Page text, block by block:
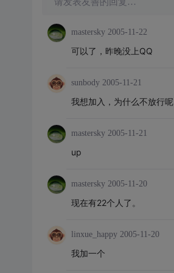
mastersky 2005-11-22
可以了，昨晚没上QQ
sunbody 2005-11-21
我想加入，为什么不放行呢
mastersky 2005-11-21
up
mastersky 2005-11-20
现在有22个人了。
linxue_happy 2005-11-20
我加一个